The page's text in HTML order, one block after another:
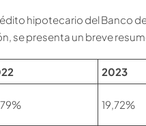
hipotecario del Banco
se presenta un breve
2023
19,72%